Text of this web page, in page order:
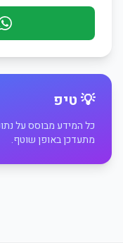
💡 טיפ
כל המידע מבוסס על
מתעדכן באופן שוטף.